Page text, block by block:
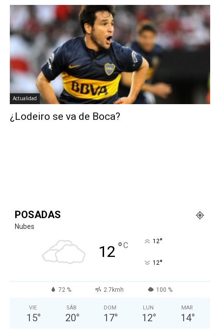
Actualidad
¿Lodeiro se va de Boca?
POSADAS
Nubes
12 °C 12°
12°
72 % 2.7kmh 100 %
VIE
15°
SÁB
20°
DOM
17°
LUN
12°
MAR
14°